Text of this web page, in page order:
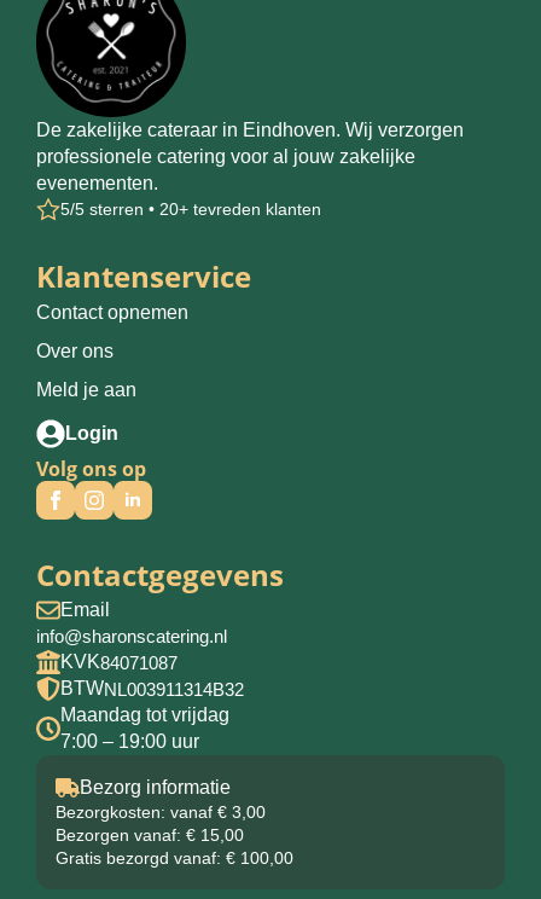
De zakelijke cateraar in Eindhoven. Wij verzorgen
professionele catering voor al jouw zakelijke
evenementen.
5/5 sterren • 20+ tevreden klanten
Klantenservice
Contact opnemen
Over ons
Meld je aan
Login
Volg ons op
Contactgegevens
Email
info@sharonscatering.nl
KVK84071087
BTWNL003911314B32
Maandag tot vrijdag
7:00 – 19:00 uur
Bezorg informatie
Bezorgkosten: vanaf € 3,00
Bezorgen vanaf: € 15,00
Gratis bezorgd vanaf: € 100,00